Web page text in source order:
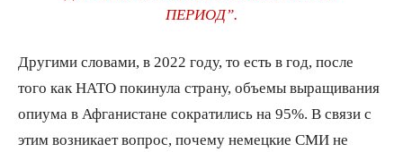
ПЕРИОД”.
Другими словами, в 2022 году, то есть в год, после
того как НАТО покинула страну, объемы выращивания
опиума в Афганистане сократились на 95%. В связи с
этим возникает вопрос, почему немецкие СМИ не